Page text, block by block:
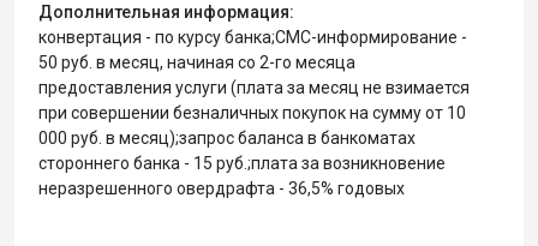
Дополнительная информация:
конвертация - по курсу банка;СМС-информирование -
50 руб. в месяц, начиная со 2-го месяца
предоставления услуги (плата за месяц не взимается
при совершении безналичных покупок на сумму от 10
000 руб. в месяц);запрос баланса в банкоматах
стороннего банка - 15 руб.;плата за возникновение
неразрешенного овердрафта - 36,5% годовых